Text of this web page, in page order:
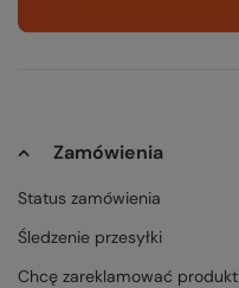
Zamówienia
Status zamówienia
Śledzenie przesyłki
Chcę zareklamować produkt